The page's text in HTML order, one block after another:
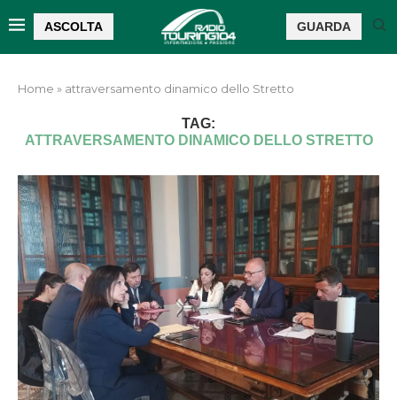
ASCOLTA GUARDA
Home » attraversamento dinamico dello Stretto
TAG:
ATTRAVERSAMENTO DINAMICO DELLO STRETTO